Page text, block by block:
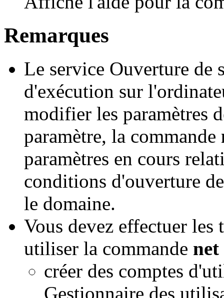
Remarques
Le service Ouverture de
d'exécution sur
modifier les paramètres
paramètre, la commande
paramètres en cours
conditions d'ouverture
le domaine.
Vous devez effectuer les
utiliser la commande net
créer des comptes
Gestionnaire des